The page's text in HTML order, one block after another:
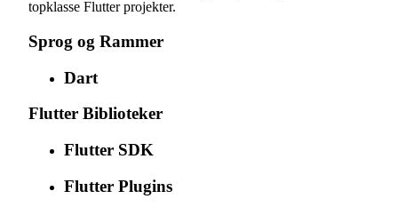
topklasse Flutter projekter.
Sprog og Rammer
Dart
Flutter Biblioteker
Flutter SDK
Flutter Plugins